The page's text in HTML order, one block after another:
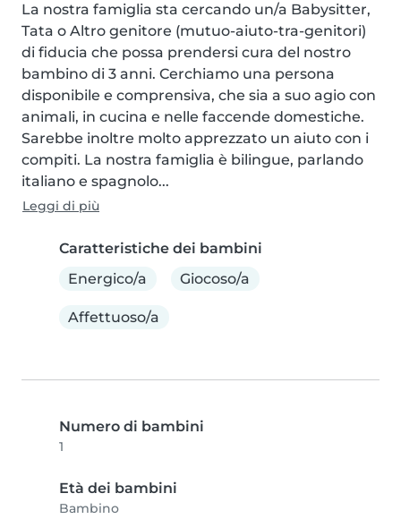
La nostra famiglia sta cercando un/a Babysitter,
Tata o Altro genitore (mutuo-aiuto-tra-genitori)
di fiducia che possa prendersi cura del nostro
bambino di 3 anni. Cerchiamo una persona
disponibile e comprensiva, che sia a suo agio con
animali, in cucina e nelle faccende domestiche.
Sarebbe inoltre molto apprezzato un aiuto con i
compiti. La nostra famiglia è bilingue, parlando
italiano e spagnolo...
Leggi di più
Caratteristiche dei bambini
Energico/a
Giocoso/a
Affettuoso/a
Numero di bambini
1
Età dei bambini
Bambino